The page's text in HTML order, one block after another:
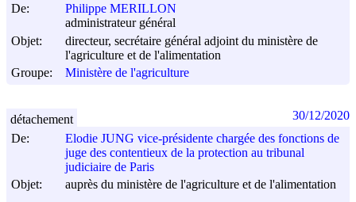
De:
Philippe MERILLON
administrateur général
Objet:
directeur, secrétaire général adjoint du ministère de
l'agriculture et de l'alimentation
Groupe:
Ministère de l'agriculture
De:
Elodie JUNG vice-présidente chargée des fonctions de
juge des contentieux de la protection au tribunal
judiciaire de Paris
Objet:
auprès du ministère de l'agriculture et de l'alimentation
détachement 30/12/2020